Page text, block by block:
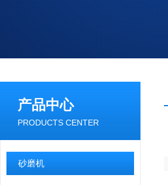
产品中心
PRODUCTS CENTER
砂磨机